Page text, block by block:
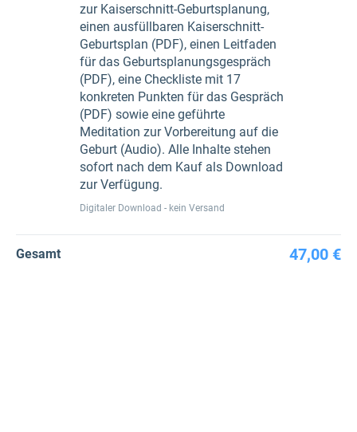
zur Kaiserschnitt-Geburtsplanung,
einen ausfüllbaren Kaiserschnitt-
Geburtsplan (PDF), einen Leitfaden
für das Geburtsplanungsgespräch
(PDF), eine Checkliste mit 17
konkreten Punkten für das Gespräch
(PDF) sowie eine geführte
Meditation zur Vorbereitung auf die
Geburt (Audio). Alle Inhalte stehen
sofort nach dem Kauf als Download
zur Verfügung.
Digitaler Download - kein Versand
Gesamt 47,00 €